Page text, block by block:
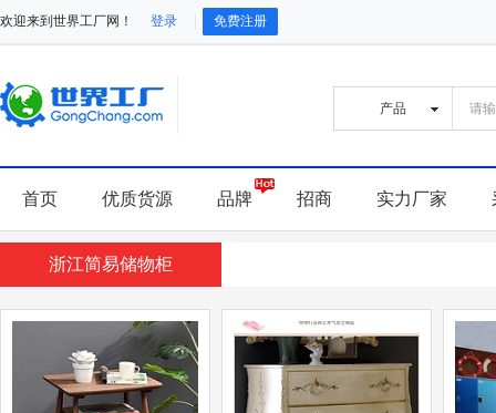
欢迎来到世界工厂网！ 登录 免费注册
首页 优质货源 品牌 招商 实力厂家
浙江简易储物柜